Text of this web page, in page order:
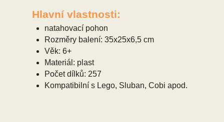
Hlavní vlastnosti:
natahovací pohon
Rozměry balení: 35x25x6,5 cm
Věk: 6+
Materiál: plast
Počet dílků: 257
Kompatibilní s Lego, Sluban, Cobi apod.